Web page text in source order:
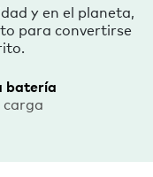
y en el planeta,
para convertirse
batería
carga